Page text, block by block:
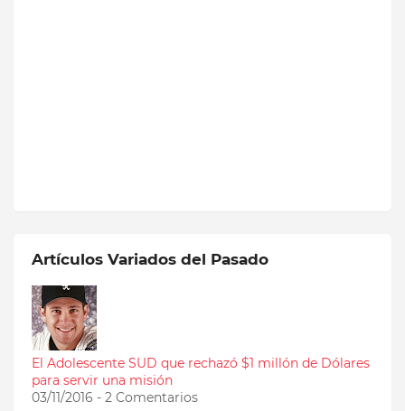
Artículos Variados del Pasado
El Adolescente SUD que rechazó $1 millón de Dólares
para servir una misión
03/11/2016 - 2 Comentarios